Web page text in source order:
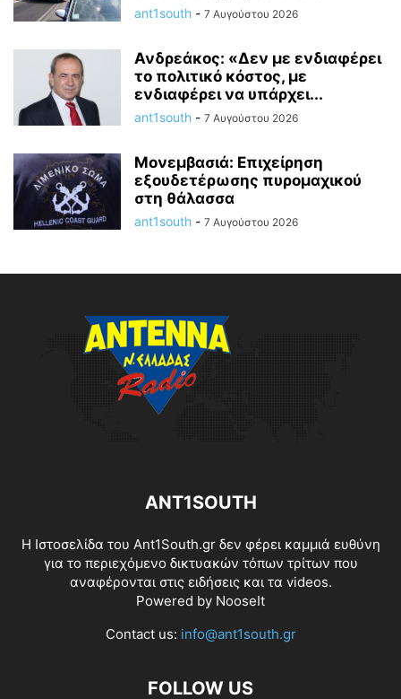
ant1south - 7 Αυγούστου 2026
Ανδρεάκος: «Δεν με ενδιαφέρει
το πολιτικό κόστος, με
ενδιαφέρει να υπάρχει...
ant1south - 7 Αυγούστου 2026
Μονεμβασιά: Επιχείρηση
εξουδετέρωσης πυρομαχικού
στη θάλασσα
ant1south - 7 Αυγούστου 2026
ANT1SOUTH
Η Ιστοσελίδα του Ant1South.gr δεν φέρει καμμιά ευθύνη
για το περιεχόμενο δικτυακών τόπων τρίτων που
αναφέρονται στις ειδήσεις και τα videos.
Powered by NooseIt
Contact us: info@ant1south.gr
FOLLOW US